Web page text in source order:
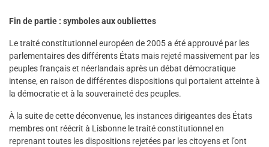
Fin de partie : symboles aux oubliettes
Le traité constitutionnel européen de 2005 a été approuvé par les
parlementaires des différents États mais rejeté massivement par les
peuples français et néerlandais après un débat démocratique
intense, en raison de différentes dispositions qui portaient atteinte à
la démocratie et à la souveraineté des peuples.
À la suite de cette déconvenue, les instances dirigeantes des États
membres ont réécrit à Lisbonne le traité constitutionnel en
reprenant toutes les dispositions rejetées par les citoyens et l’ont